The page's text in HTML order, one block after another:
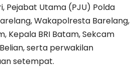
Pejabat Utama (PJU) Polda
Wakapolresta Barelang,
Kepala BRI Batam, Sekcam
serta perwakilan
setempat.